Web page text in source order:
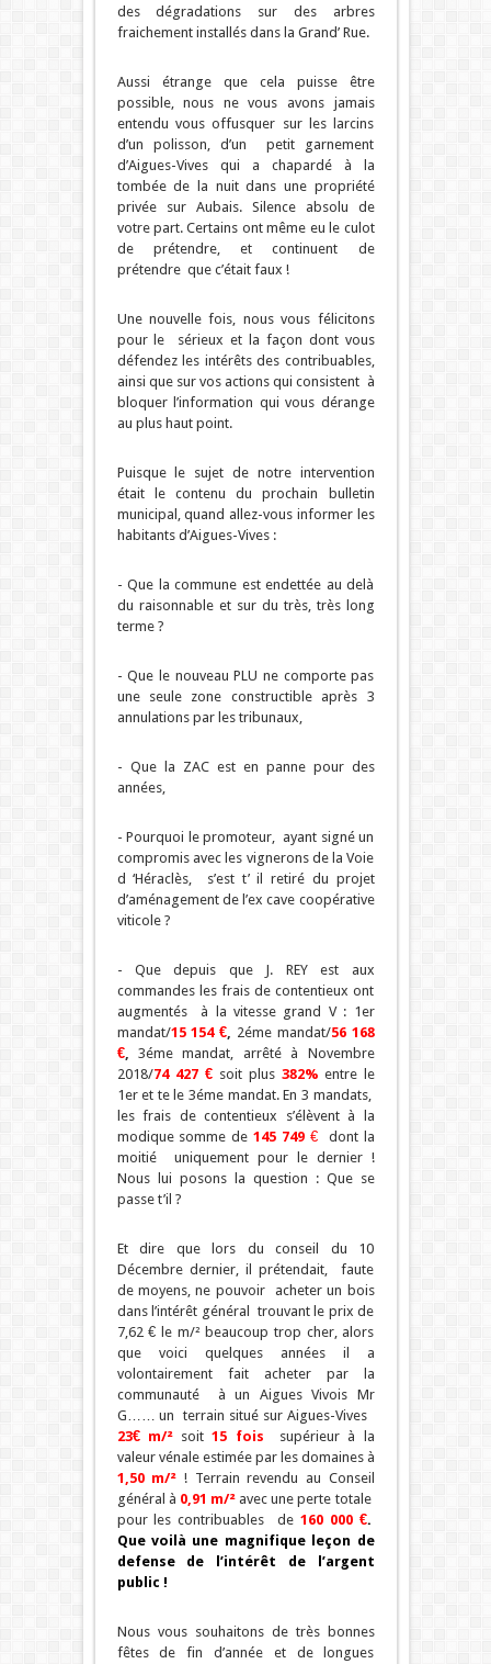
des dégradations sur des arbres
fraichement installés dans la Grand’ Rue.
Aussi étrange que cela puisse être
possible, nous ne vous avons jamais
entendu vous offusquer sur les larcins
d’un polisson, d’un petit garnement
d’Aigues-Vives qui a chapardé à la
tombée de la nuit dans une propriété
privée sur Aubais. Silence absolu de
votre part. Certains ont même eu le culot
de prétendre, et continuent de
prétendre que c’était faux !
Une nouvelle fois, nous vous félicitons
pour le sérieux et la façon dont vous
défendez les intérêts des contribuables,
ainsi que sur vos actions qui consistent à
bloquer l’information qui vous dérange
au plus haut point.
Puisque le sujet de notre intervention
était le contenu du prochain bulletin
municipal, quand allez-vous informer les
habitants d’Aigues-Vives :
- Que la commune est endettée au delà
du raisonnable et sur du très, très long
terme ?
- Que le nouveau PLU ne comporte pas
une seule zone constructible après 3
annulations par les tribunaux,
- Que la ZAC est en panne pour des
années,
- Pourquoi le promoteur, ayant signé un
compromis avec les vignerons de la Voie
d ‘Héraclès, s’est t’ il retiré du projet
d’aménagement de l’ex cave coopérative
viticole ?
- Que depuis que J. REY est aux
commandes les frais de contentieux ont
augmentés à la vitesse grand V : 1er
mandat/15 154€, 2éme mandat/56 168
€, 3éme mandat, arrêté à Novembre
2018/74 427 € soit plus 382%entre le
1er et te le 3éme mandat. En 3 mandats,
les frais de contentieux s’élèvent à la
modique somme de 145 749 €dont la
moitié uniquement pour le dernier !
Nous lui posons la question : Que se
passe t’il ?
Et dire que lors du conseil du 10
Décembre dernier, il prétendait, faute
de moyens, ne pouvoir acheter un bois
dans l’intérêt général trouvant le prix de
7,62 € le m/² beaucoup trop cher, alors
que voici quelques années il a
volontairement fait acheter par la
communauté à un Aigues Vivois Mr
G…… un terrain situé sur Aigues-Vives
23€ m/² soit15 fois supérieur à la
valeur vénale estimée par les domaines à
1,50 m/² ! Terrain revendu au Conseil
général à 0,91 m/²avec une perte totale
pour les contribuables de 160 000 €.
Que voilà une magnifique leçon de
defense de l’intérêt de l’argent
public !
Nous vous souhaitons de très bonnes
fêtes de fin d’année et de longues